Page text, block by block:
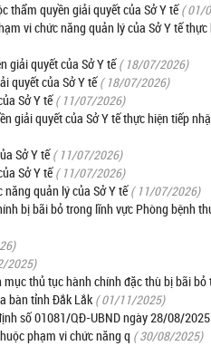
thẩm quyền giải quyết của Sở Y tế ( 01/
vi chức năng quản lý của Sở Y tế thực
giải quyết của Sở Y tế ( 18/07/2026)
quyết của Sở Y tế ( 18/07/2026)
Sở Y tế ( 11/07/2026)
giải quyết của Sở Y tế thực hiện tiếp
Sở Y tế ( 11/07/2026)
Sở Y tế ( 11/07/2026)
quản lý của Sở Y tế ( 11/07/2026)
bị bãi bỏ trong lĩnh vực Phòng bệnh
2025)
thủ tục hành chính đặc thù bị bãi
bàn tỉnh Đắk Lắk ( 01/11/2025)
số 01081/QĐ-UBND ngày 28/08/
phạm vi chức năng q ( 30/08/2025)